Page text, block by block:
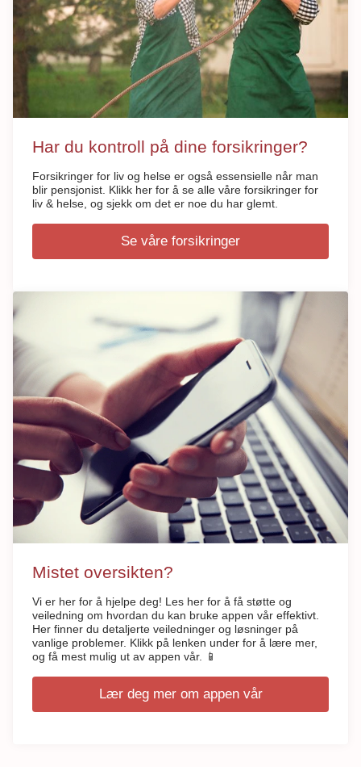
Har du kontroll på dine forsikringer?
Forsikringer for liv og helse er også essensielle når man
blir pensjonist. Klikk her for å se alle våre forsikringer for
liv & helse, og sjekk om det er noe du har glemt.
Se våre forsikringer
Mistet oversikten?
Vi er her for å hjelpe deg! Les her for å få støtte og
veiledning om hvordan du kan bruke appen vår effektivt.
Her finner du detaljerte veiledninger og løsninger på
vanlige problemer. Klikk på lenken under for å lære mer,
og få mest mulig ut av appen vår. 📱
Lær deg mer om appen vår